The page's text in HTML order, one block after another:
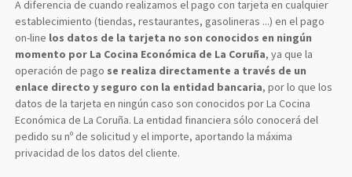
A diferencia de cuando realizamos el pago con tarjeta en cualquier
establecimiento (tiendas, restaurantes, gasolineras ...) en el pago
on-line los datos de la tarjeta no son conocidos en ningún
momento por La Cocina Económica de La Coruña, ya que la
operación de pago se realiza directamente a través de un
enlace directo y seguro con la entidad bancaria, por lo que los
datos de la tarjeta en ningún caso son conocidos por La Cocina
Económica de La Coruña. La entidad financiera sólo conocerá del
pedido su nº de solicitud y el importe, aportando la máxima
privacidad de los datos del cliente.